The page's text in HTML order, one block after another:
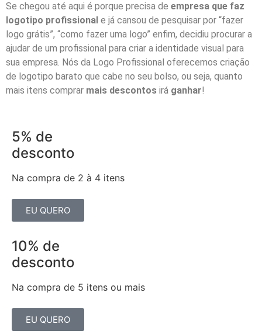
Se chegou até aqui é porque precisa de empresa que faz
logotipo profissional e já cansou de pesquisar por “fazer
logo grátis”, “como fazer uma logo” enfim, decidiu procurar a
ajudar de um profissional para criar a identidade visual para
sua empresa. Nós da Logo Profissional oferecemos criação
de logotipo barato que cabe no seu bolso, ou seja, quanto
mais itens comprar mais descontos irá ganhar!
5% de
desconto
Na compra de 2 à 4 itens
EU QUERO
10% de
desconto
Na compra de 5 itens ou mais
EU QUERO